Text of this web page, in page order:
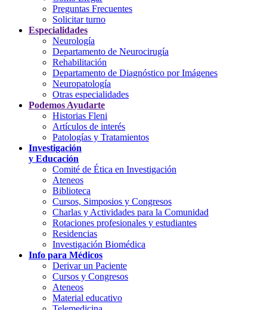
Preguntas Frecuentes
Solicitar turno
Especialidades
Neurología
Departamento de Neurocirugía
Rehabilitación
Departamento de Diagnóstico por Imágenes
Neuropatología
Otras especialidades
Podemos Ayudarte
Historias Fleni
Artículos de interés
Patologías y Tratamientos
Investigación
y Educación
Comité de Ética en Investigación
Ateneos
Biblioteca
Cursos, Simposios y Congresos
Charlas y Actividades para la Comunidad
Rotaciones profesionales y estudiantes
Residencias
Investigación Biomédica
Info para Médicos
Derivar un Paciente
Cursos y Congresos
Ateneos
Material educativo